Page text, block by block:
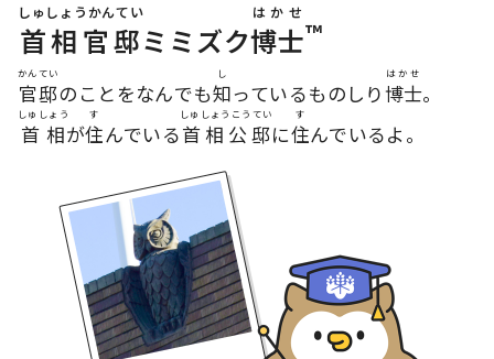
首相官邸
しゅしょうかんてい
ミミズク博士
はかせ
™
官邸
かんてい
のことをなんでも知
し
っているものしり博士
はかせ
。
首相
しゅしょう
が住
す
んでいる首相公邸
しゅしょうこうてい
に住
す
んでいるよ。